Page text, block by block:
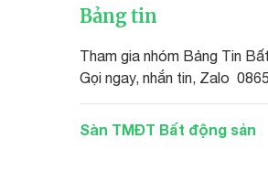
Bảng tin
Tham gia nhóm Bảng Tin
Gọi ngay, nhắn tin, Zalo
Sàn TMĐT Bất động sản